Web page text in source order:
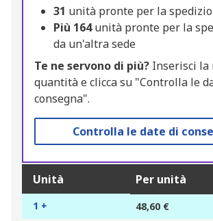
31 unità pronte per la
Più 164unità pronte per la
da un'altra sede
Te ne servono di più? Inserisci la
quantità e clicca su "Controlla le
consegna".
Controlla le date di
Unità Per unità
1 + 48,60 €